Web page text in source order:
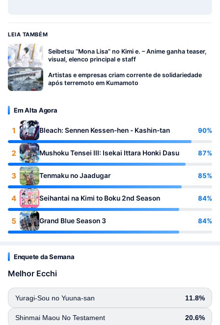
LEIA TAMBÉM
Seibetsu “Mona Lisa” no Kimi e. – Anime ganha teaser,
visual, elenco principal e staff
Artistas e empresas criam corrente de solidariedade
após terremoto em Kumamoto
Em Alta Agora
1 Bleach: Sennen Kessen-hen - Kashin-tan 90%
2 Mushoku Tensei III: Isekai Ittara Honki Dasu 87%
3 Tenmaku no Jaadugar 85%
4 Seihantai na Kimi to Boku 2nd Season 84%
5 Grand Blue Season 3 84%
Enquete da Semana
Melhor Ecchi
Yuragi-Sou no Yuuna-san 11.8%
Shinmai Maou No Testament 20.6%